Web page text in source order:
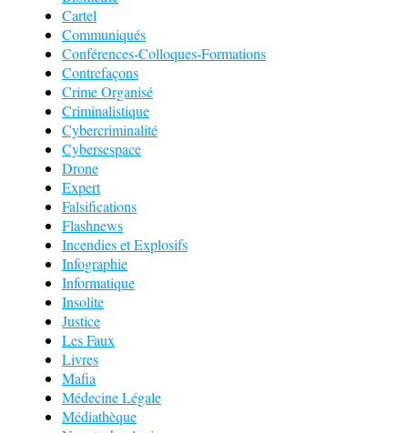
Cartel
Communiqués
Conférences-Colloques-Formations
Contrefaçons
Crime Organisé
Criminalistique
Cybercriminalité
Cybersespace
Drone
Expert
Falsifications
Flashnews
Incendies et Explosifs
Infographie
Informatique
Insolite
Justice
Les Faux
Livres
Mafia
Médecine Légale
Médiathèque